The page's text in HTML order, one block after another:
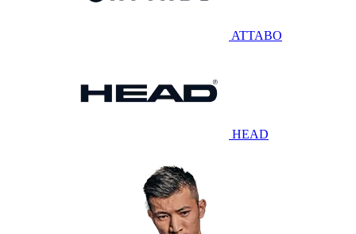
ATTABO
HEAD